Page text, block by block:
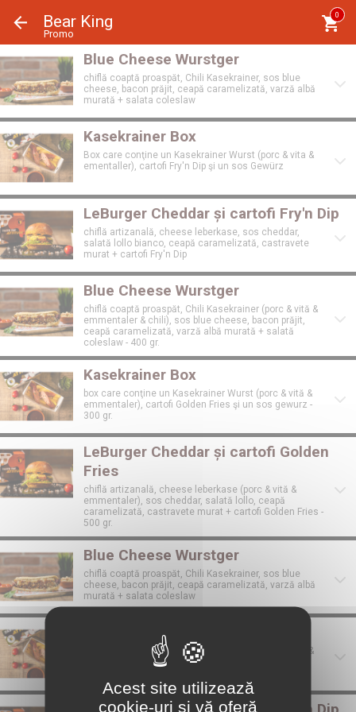
Bear King
Promo
0
Blue Cheese Wurstger
chiflă coaptă proaspăt, Chili Kasekrainer, sos blue
cheese, bacon prăjit, ceapă caramelizată, varză albă
murată + salata coleslaw
Kasekrainer Box
Box care conţine un Kasekrainer Wurst (porc & vita &
ementaller), cartofi Fry'n Dip şi un sos Gewürz
LeBurger Cheddar și cartofi Fry'n Dip
chiflă artizanală, cheese leberkase, sos cheddar,
salată lollo bianco, ceapă caramelizată, castravete
murat + cartofi Fry'n Dip
Blue Cheese Wurstger
chiflă coaptă proaspăt, Chili Kasekrainer (porc & vită &
emmentaler & chili), sos blue cheese, bacon prăjit,
ceapă caramelizată, varză albă murată + salată
coleslaw - 400 gr.
Kasekrainer Box
box care conţine un Kasekrainer Wurst (porc & vită &
emmentaler), cartofi Golden Fries şi un sos gewurz -
300 gr.
LeBurger Cheddar și cartofi Golden
Fries
chiflă artizanală, cheese leberkase (porc & vită &
emmentaler), sos cheddar, salată lollo, ceapă
caramelizată, castravete murat + cartofi Golden Fries -
500 gr.
Blue Cheese Wurstger
chiflă coaptă proaspăt, Chili Kasekrainer, sos blue
cheese, bacon prăjit, ceapă caramelizată, varză albă
murată + salata coleslaw
Kasekrainer Box
Box care conţine un Kasekrainer Wurst (porc & vita &
ementaller), cartofi Fry'n Dip şi un sos Gewürz
Acest site utilizează
cookie-uri și vă oferă